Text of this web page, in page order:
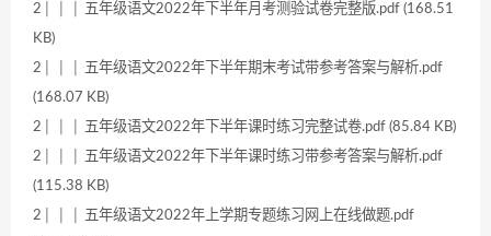
2│ │ │ 五年级语文2022年下半年月考测验试卷完整版.pdf (168.51
KB)
2│ │ │ 五年级语文2022年下半年期末考试带参考答案与解析.pdf
(168.07 KB)
2│ │ │ 五年级语文2022年下半年课时练习完整试卷.pdf (85.84 KB)
2│ │ │ 五年级语文2022年下半年课时练习带参考答案与解析.pdf
(115.38 KB)
2│ │ │ 五年级语文2022年上学期专题练习网上在线做题.pdf